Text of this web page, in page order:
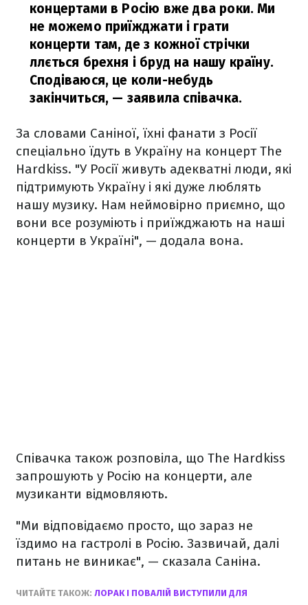
концертами в Росію вже два роки. Ми
не можемо приїжджати і грати
концерти там, де з кожної стрічки
ллється брехня і бруд на нашу країну.
Сподіваюся, це коли-небудь
закінчиться, — заявила співачка.
За словами Саніної, їхні фанати з Росії
спеціально їдуть в Україну на концерт The
Hardkiss. "У Росії живуть адекватні люди, які
підтримують Україну і які дуже люблять
нашу музику. Нам неймовірно приємно, що
вони все розуміють і приїжджають на наші
концерти в Україні", — додала вона.
Співачка також розповіла, що The Hardkiss
запрошують у Росію на концерти, але
музиканти відмовляють.
"Ми відповідаємо просто, що зараз не
їздимо на гастролі в Росію. Зазвичай, далі
питань не виникає", — сказала Саніна.
ЧИТАЙТЕ ТАКОЖ: ЛОРАК І ПОВАЛІЙ ВИСТУПИЛИ ДЛЯ